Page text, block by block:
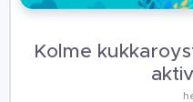
Kolme